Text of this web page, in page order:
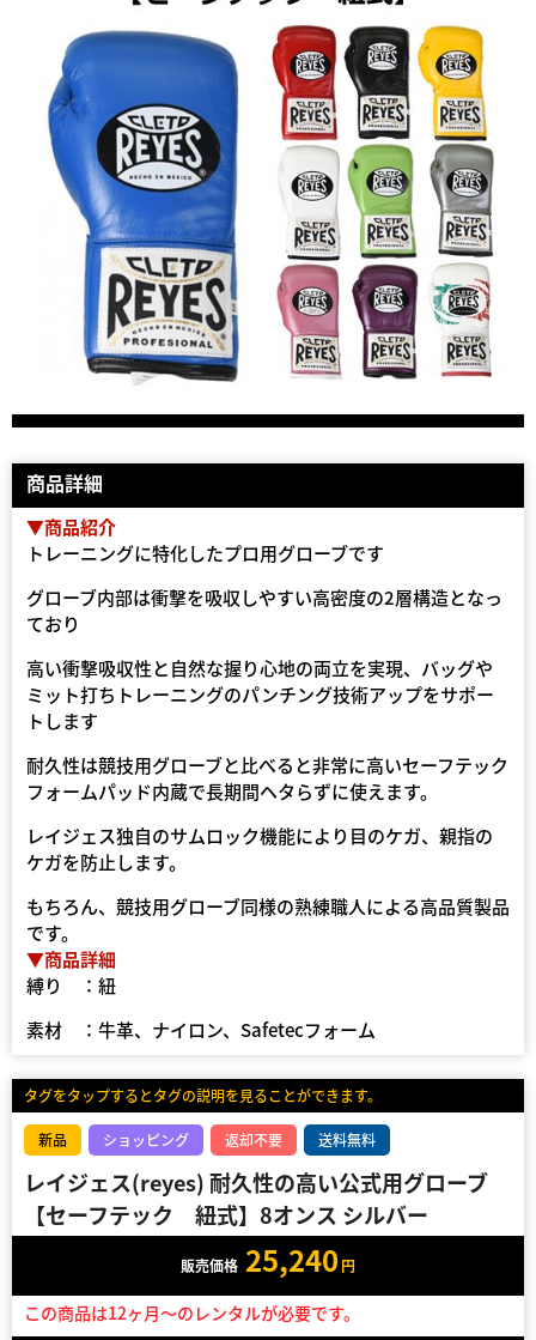
商品詳細
▼商品紹介
トレーニングに特化したプロ用グローブです
グローブ内部は衝撃を吸収しやすい高密度の2層構造となっ
ており
高い衝撃吸収性と自然な握り心地の両立を実現、バッグや
ミット打ちトレーニングのパンチング技術アップをサポー
トします
耐久性は競技用グローブと比べると非常に高いセーフテック
フォームパッド内蔵で長期間ヘタらずに使えます。
レイジェス独自のサムロック機能により目のケガ、親指の
ケガを防止します。
もちろん、競技用グローブ同様の熟練職人による高品質製品
です。
▼商品詳細
縛り ：紐
素材 ：牛革、ナイロン、Safetecフォーム
タグをタップするとタグの説明を見ることができます。
新品 ショッピング 返却不要 送料無料
レイジェス(reyes) 耐久性の高い公式用グローブ
【セーフテック 紐式】8オンス シルバー
販売価格 25,240 円
この商品は12ヶ月～のレンタルが必要です。